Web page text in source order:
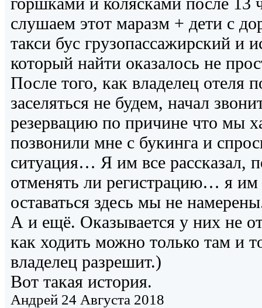
слушаем этот маразм + дети с
такси бус грузопассажирский и
который найти оказалось не
После того, как владелец отеля
заселяться не будем, начал
резервацию по причине что мы
позвонили мне с букинга и
ситуация… Я им все рассказал,
отменять ли регистрацию… я им
оставаться здесь мы не
А и ещё. Оказывается у них не
как ходить можно только там и
владелец разрешит.)
Вот такая история.
Андрей 24 Августа 2018